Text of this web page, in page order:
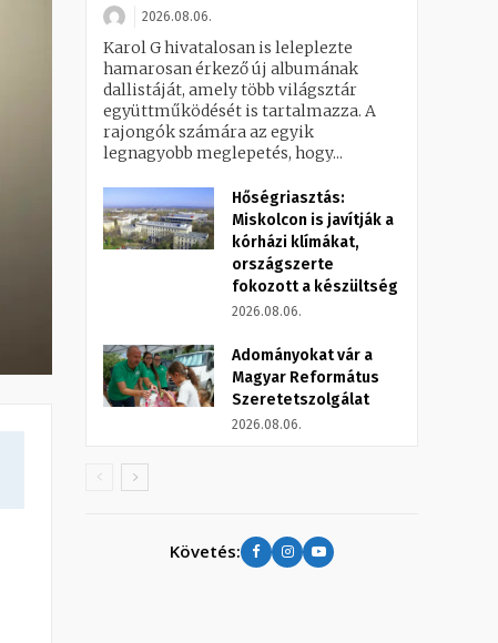
2026.08.06.
Karol G hivatalosan is leleplezte
hamarosan érkező új albumának
dallistáját, amely több világsztár
együttműködését is tartalmazza. A
rajongók számára az egyik
legnagyobb meglepetés, hogy...
Hőségriasztás:
Miskolcon is javítják a
kórházi klímákat,
országszerte
fokozott a készültség
2026.08.06.
Adományokat vár a
Magyar Református
Szeretetszolgálat
2026.08.06.
Követés: